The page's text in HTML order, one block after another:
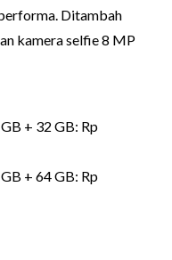
Ditambah
kamera selfie 8 MP
+ 32 GB: Rp
+ 64 GB: Rp